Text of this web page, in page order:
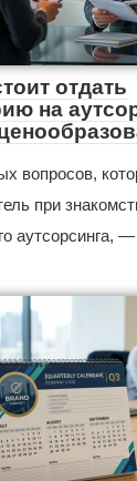
отдать
на
вопросов,
при
аутсорсинга, —